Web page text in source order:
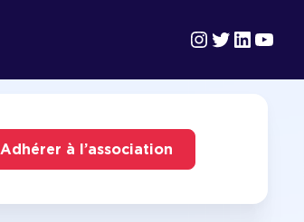
Instagram
Twitter
Adhérer à l’association